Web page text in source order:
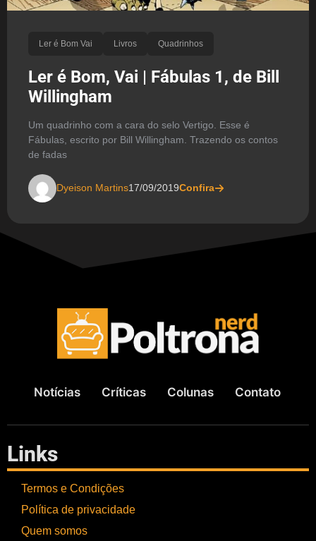
Ler é Bom Vai Livros Quadrinhos
Ler é Bom, Vai | Fábulas 1, de Bill
Willingham
Um quadrinho com a cara do selo Vertigo. Esse é
Fábulas, escrito por Bill Willingham. Trazendo os contos
de fadas
Dyeison Martins17/09/2019Confira
Notícias Críticas Colunas Contato
Links
Termos e Condições
Política de privacidade
Quem somos